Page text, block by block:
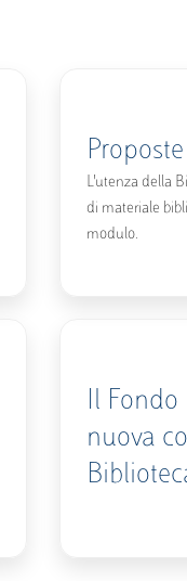
L'utenza della
di materiale
modulo.
Il Fondo
nuova